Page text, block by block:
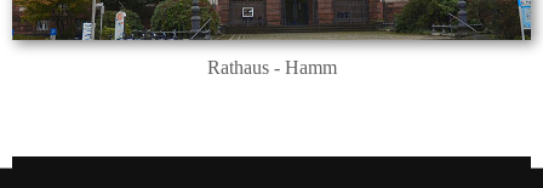
Rathaus - Hamm